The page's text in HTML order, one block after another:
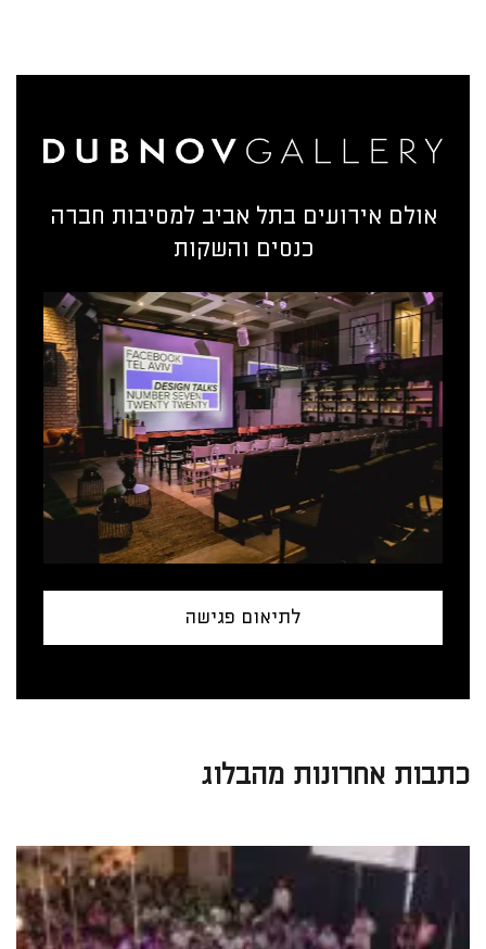
אולם אירועים בתל אביב למסיבות חברה
כנסים והשקות
לתיאום פגישה
כתבות אחרונות מהבלוג